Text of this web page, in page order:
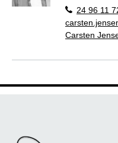
24 96 11
Carsten